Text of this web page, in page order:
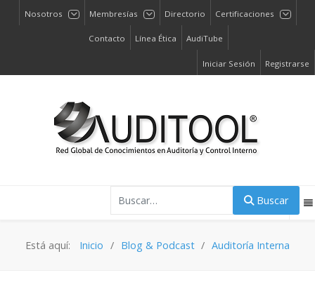
Nosotros Membresías Directorio Certificaciones
Contacto Línea Ética AudiTube
Iniciar Sesión Registrarse
Buscar
Está aquí: Inicio Blog & Podcast Auditoría Interna